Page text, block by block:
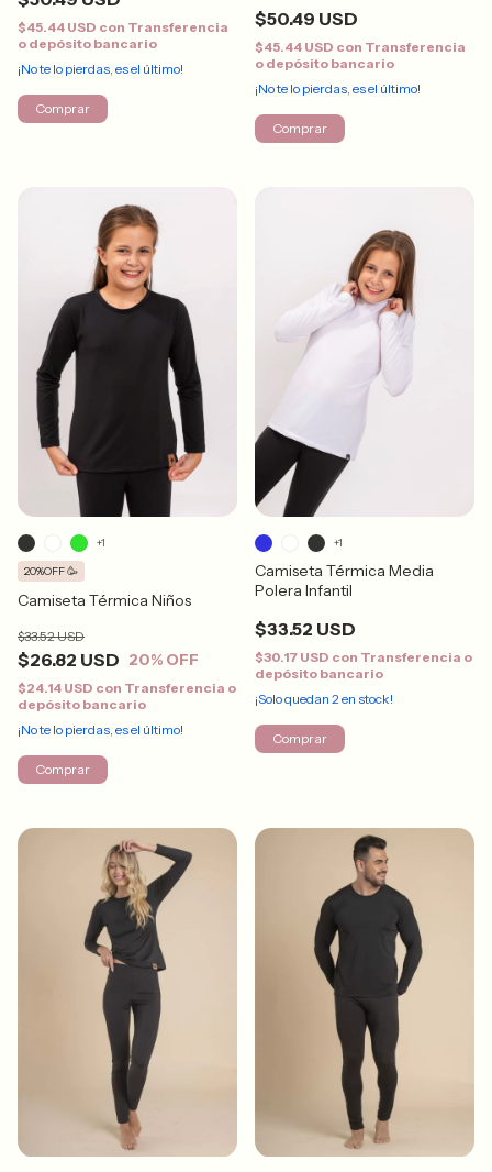
$45.44 USD con Transferencia
o depósito bancario
¡No te lo pierdas, es el último!
Comprar
$50.49 USD
$45.44 USD con Transferencia
o depósito bancario
¡No te lo pierdas, es el último!
Comprar
Camiseta Térmica Niños
$26.82 USD
$33.52 USD
20% OFF
20%OFF 🥳
$24.14 USD con Transferencia o
depósito bancario
¡No te lo pierdas, es el último!
+1
Comprar
Camiseta Térmica Media
Polera Infantil
$33.52 USD
$30.17 USD con Transferencia o
depósito bancario
¡Solo quedan 2 en stock!
+1
Comprar